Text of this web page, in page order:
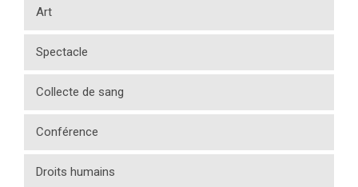
Art
Spectacle
Collecte de sang
Conférence
Droits humains